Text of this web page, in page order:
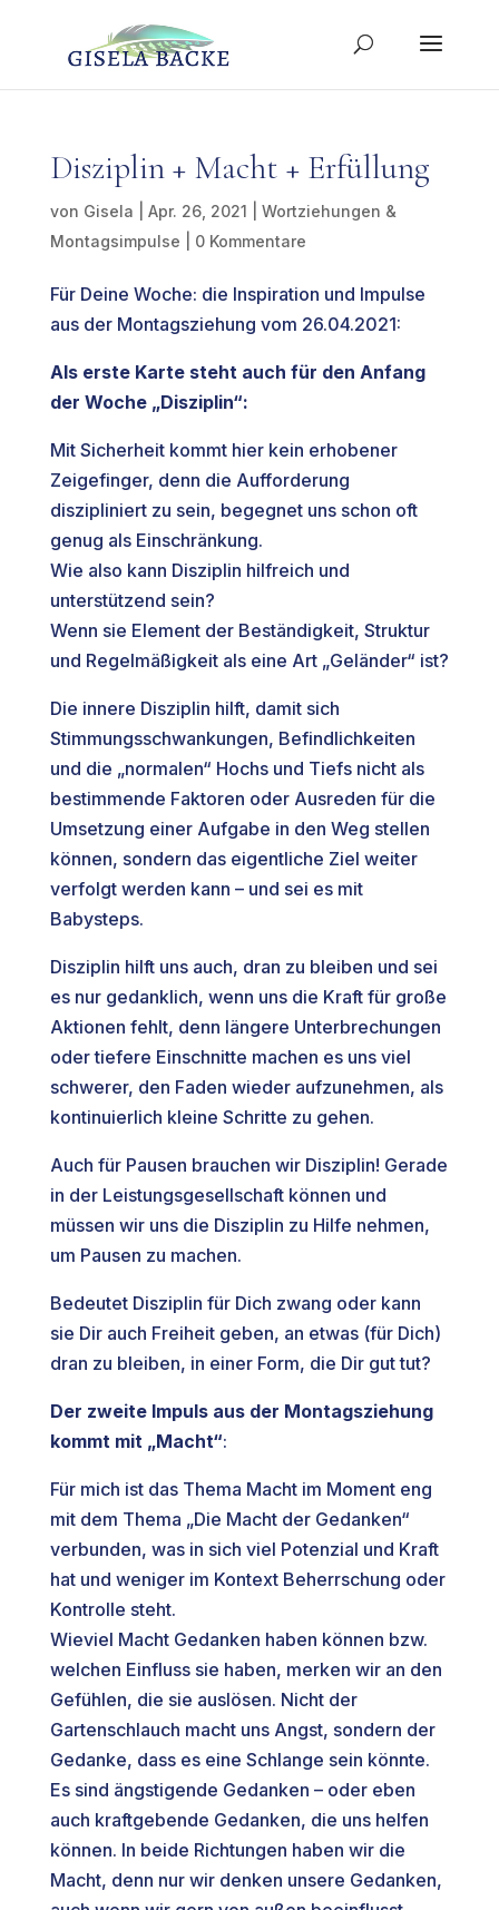
Disziplin + Macht + Erfüllung
von Gisela Apr. 26, 2021
Wortziehungen &
Montagsimpulse
0 Kommentare
Für Deine Woche: die Inspiration und Impulse
aus der Montagsziehung vom 26.04.2021:
Als erste Karte steht auch für den Anfang
der Woche „Disziplin“:
Mit Sicherheit kommt hier kein erhobener
Zeigefinger, denn die Aufforderung
diszipliniert zu sein, begegnet uns schon oft
genug als Einschränkung.
Wie also kann Disziplin hilfreich und
unterstützend sein?
Wenn sie Element der Beständigkeit, Struktur
und Regelmäßigkeit als eine Art „Geländer“ ist?
Die innere Disziplin hilft, damit sich
Stimmungsschwankungen, Befindlichkeiten
und die „normalen“ Hochs und Tiefs nicht als
bestimmende Faktoren oder Ausreden für die
Umsetzung einer Aufgabe in den Weg stellen
können, sondern das eigentliche Ziel weiter
verfolgt werden kann – und sei es mit
Babysteps.
Disziplin hilft uns auch, dran zu bleiben und sei
es nur gedanklich, wenn uns die Kraft für große
Aktionen fehlt, denn längere Unterbrechungen
oder tiefere Einschnitte machen es uns viel
schwerer, den Faden wieder aufzunehmen, als
kontinuierlich kleine Schritte zu gehen.
Auch für Pausen brauchen wir Disziplin! Gerade
in der Leistungsgesellschaft können und
müssen wir uns die Disziplin zu Hilfe nehmen,
um Pausen zu machen.
Bedeutet Disziplin für Dich zwang oder kann
sie Dir auch Freiheit geben, an etwas (für Dich)
dran zu bleiben, in einer Form, die Dir gut tut?
Der zweite Impuls aus der Montagsziehung
kommt mit „Macht“:
Für mich ist das Thema Macht im Moment eng
mit dem Thema „Die Macht der Gedanken“
verbunden, was in sich viel Potenzial und Kraft
hat und weniger im Kontext Beherrschung oder
Kontrolle steht.
Wieviel Macht Gedanken haben können bzw.
welchen Einfluss sie haben, merken wir an den
Gefühlen, die sie auslösen. Nicht der
Gartenschlauch macht uns Angst, sondern der
Gedanke, dass es eine Schlange sein könnte.
Es sind ängstigende Gedanken – oder eben
auch kraftgebende Gedanken, die uns helfen
können. In beide Richtungen haben wir die
Macht, denn nur wir denken unsere Gedanken,